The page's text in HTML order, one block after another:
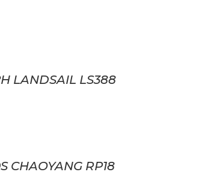
LANDSAIL LS388
CHAOYANG RP18